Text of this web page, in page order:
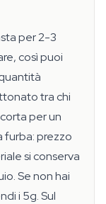
per 2-3
così puoi
tra chi
per un
furba: prezzo
si conserva
Se non hai
i 5g. Sul